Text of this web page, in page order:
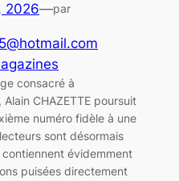
2026—par
consacré à
CHAZETTE poursuit
numéro fidèle à une
sont désormais
évidemment
puisées directement